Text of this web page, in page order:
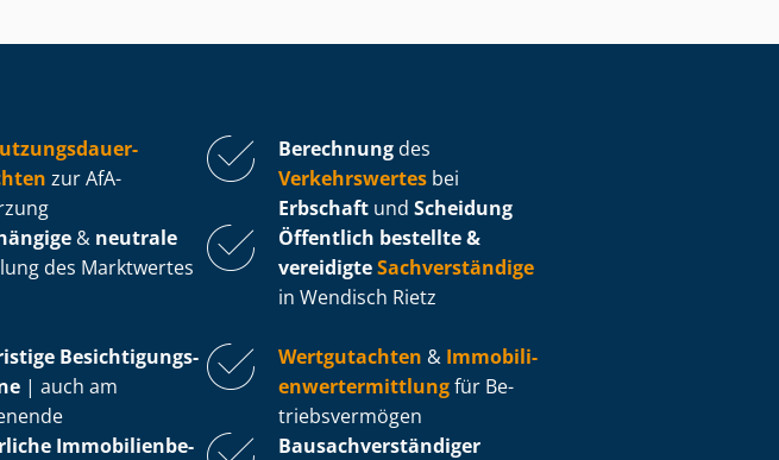
zur AfA-
Berechnung des
Verkehrswertes bei
Erbschaft und Scheidung
& neutrale
des Marktwertes
Öffentlich bestellte &
vereidigteSachverständige
in Wendisch Rietz
Be­sich­ti­gungs­
| auch am
Wertgutachten & Im­mo­bi­li­
en­wert­ermitt­lungfür Be­
triebs­ver­mö­gen
Im­mo­bi­li­en­be­
Bau­sach­ver­stän­di­ger